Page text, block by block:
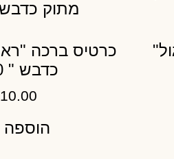
כרטיס ברכה
כדבש " 10*10
10.00